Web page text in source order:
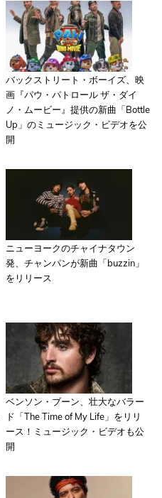
バックストリート・ボーイズ、映
画『パウ・パトロール ザ・ダイ
ノ・ムービー』提供の新曲「Bottle
Up」のミュージック・ビデオを公
開
ニューヨークのチャイナタウン
発、チャンパンが新曲「buzzin」
をリリース
ベンソン・ブーン、壮大なバラー
ド「The Time of My Life」をリリ
ース！ミュージック・ビデオも公
開